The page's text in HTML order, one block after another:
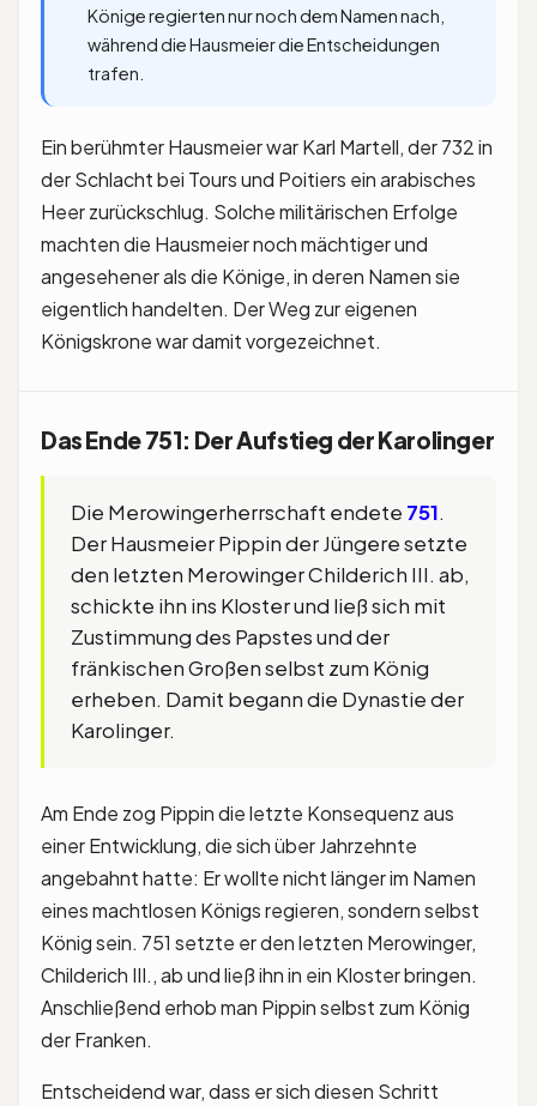
Könige regierten nur noch dem Namen nach,
während die Hausmeier die Entscheidungen
trafen.
Ein berühmter Hausmeier war Karl Martell, der 732 in
der Schlacht bei Tours und Poitiers ein arabisches
Heer zurückschlug. Solche militärischen Erfolge
machten die Hausmeier noch mächtiger und
angesehener als die Könige, in deren Namen sie
eigentlich handelten. Der Weg zur eigenen
Königskrone war damit vorgezeichnet.
Das Ende 751: Der Aufstieg der Karolinger
Die Merowingerherrschaft endete 751.
Der Hausmeier Pippin der Jüngere setzte
den letzten Merowinger Childerich III. ab,
schickte ihn ins Kloster und ließ sich mit
Zustimmung des Papstes und der
fränkischen Großen selbst zum König
erheben. Damit begann die Dynastie der
Karolinger.
Am Ende zog Pippin die letzte Konsequenz aus
einer Entwicklung, die sich über Jahrzehnte
angebahnt hatte: Er wollte nicht länger im Namen
eines machtlosen Königs regieren, sondern selbst
König sein. 751 setzte er den letzten Merowinger,
Childerich III., ab und ließ ihn in ein Kloster bringen.
Anschließend erhob man Pippin selbst zum König
der Franken.
Entscheidend war, dass er sich diesen Schritt